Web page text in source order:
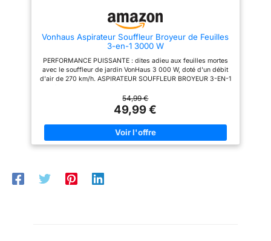
optimale du poids grâce aux
roues situées au niveau du tube.
La poignée auxiliaire se règle
individuellement pour une
Utilisation confortable - Pour
une meilleure répartition du
poids, l’aspirateur-souffleur
transport qui facilite les travaux
Vonhaus Aspirateur Souffleur Broyeur de Feuilles
3-en-1 3000 W
PERFORMANCE PUISSANTE : dites adieu aux feuilles mortes
avec le souffleur de jardin VonHaus 3 000 W, doté d'un débit
d'air de 270 km/h. ASPIRATEUR SOUFFLEUR BROYEUR 3-EN-1
souffleur de feuilles doté d'un mode aspirateur qui broie
également les feuilles LONGUE PORTÉE : nettoyez votre
pelouse, votre terrasse ou votre allée avec notre aspirateur de
jardin, adapté pour les grands espaces. Sa grande capacité
de 35 L permet de travailler sans interruption MANIPULATION
FACILE : Notre souffleur de feuilles filaire léger ne pèse que
feuilles léger transforme l'entretien du jardin en un jeu d'enfant
54,99 €
49,99 €